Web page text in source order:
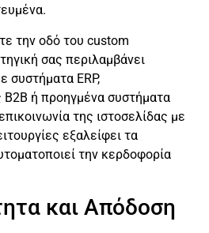
την οδό του custom
σας περιλαμβάνει
συστήματα ERP,
B2B ή προηγμένα συστήματα
της ιστοσελίδας με
εξαλείφει τα
την κερδοφορία
και Απόδοση